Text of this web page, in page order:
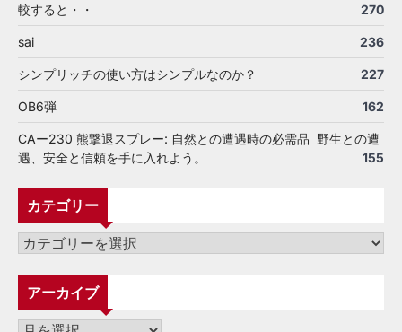
較すると・・
270
sai 236
シンプリッチの使い方はシンプルなのか？ 227
OB6弾 162
CAー230 熊撃退スプレー: 自然との遭遇時の必需品 野生との遭
遇、安全と信頼を手に入れよう。
155
カテゴリー
カ
ゴ
リ
ー
アーカイブ